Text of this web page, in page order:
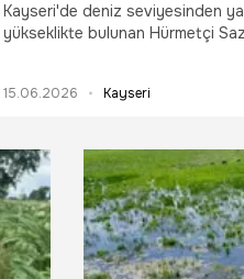
Kayseri'de deniz seviyesinden
yükseklikte bulunan Hürmetçi
15.06.2026 Kayseri